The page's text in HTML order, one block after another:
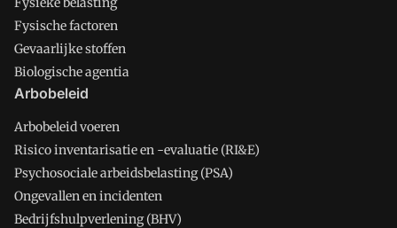
Fysische factoren
Gevaarlijke stoffen
Biologische agentia
Arbobeleid
Arbobeleid voeren
Risico inventarisatie en -evaluatie (RI&E)
Psychosociale arbeidsbelasting (PSA)
Ongevallen en incidenten
Bedrijfshulpverlening (BHV)